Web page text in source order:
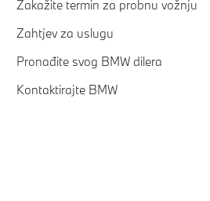
Zakažite termin za probnu vožnju
Zahtjev za uslugu
Pronađite svog BMW dilera
Kontaktirajte BMW